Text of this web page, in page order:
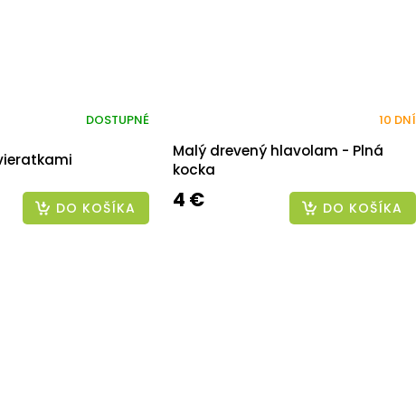
DOSTUPNÉ
DO KOŠÍKA
Malý drevený hlavolam - Plná
kocka
10 DNÍ
4 € DO KOŠÍKA